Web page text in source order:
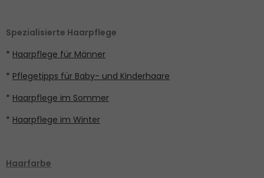
Spezialisierte Haarpflege
* Haarpflege für Männer
* Pflegetipps für Baby- und Kinderhaare
* Haarpflege im Sommer
* Haarpflege im Winter
Haarfarbe